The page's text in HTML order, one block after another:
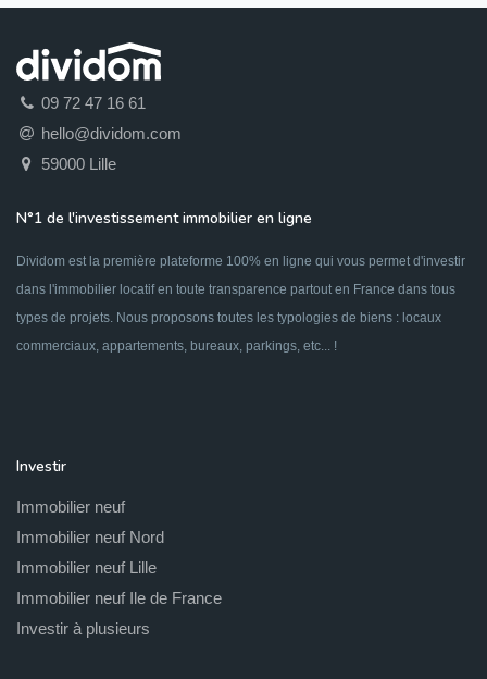
09 72 47 16 61
hello@dividom.com
59000 Lille
N°1 de l'investissement immobilier en ligne
Dividom est la première plateforme 100% en ligne qui vous permet d'investir
dans l'immobilier locatif en toute transparence partout en France dans tous
types de projets. Nous proposons toutes les typologies de biens : locaux
commerciaux, appartements, bureaux, parkings, etc... !
Investir
Immobilier neuf
Immobilier neuf Nord
Immobilier neuf Lille
Immobilier neuf Ile de France
Investir à plusieurs